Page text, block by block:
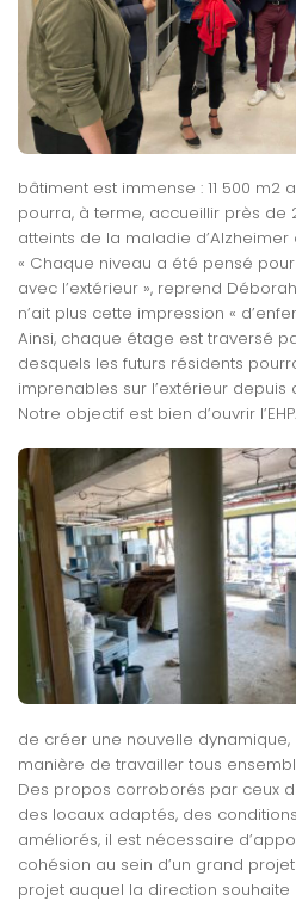
bâtiment est immense : 11 500 m2
pourra, à terme, accueillir près de
atteints de la maladie
« Chaque niveau a été pensé
avec l’extérieur », reprend
n’ait plus cette impression «
Ainsi, chaque étage est traversé
desquels les futurs résidents
imprenables sur l’extérieur depuis
Notre objectif est bien d’ouvrir
de créer une nouvelle
manière de travailler tous
Des propos corroborés par ceux
des locaux adaptés, des
améliorés, il est nécessaire
cohésion au sein d’un grand
projet auquel la direction souhaite